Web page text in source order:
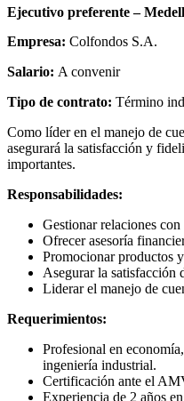
Ejecutivo preferente –
Empresa: Colfondos S.A.
Salario: A convenir
Tipo de contrato: Término
Como líder en el manejo de
asegurará la satisfacción y
importantes.
Responsabilidades:
Gestionar relaciones
Ofrecer asesoría
Promocionar productos
Asegurar la satisfacción
Liderar el manejo de
Requerimientos:
Profesional en
ingeniería industrial.
Certificación ante el
Experiencia de 2 años